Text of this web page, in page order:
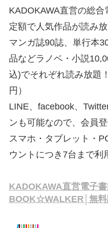
KADOKAWA直営の総合
定額で人気作品が読み放
マンガ誌90誌、単行本
品などラノベ・小説
込)でそれぞれ読み放題
円）
LINE、facebook、
ンも可能なので、会員
スマホ・タブレット・
ウントにつき7台まで利
KADOKAWA直営電子書
BOOK☆WALKER│無料